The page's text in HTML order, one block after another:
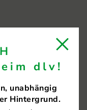
dlv!
unabhängig
Hintergrund.